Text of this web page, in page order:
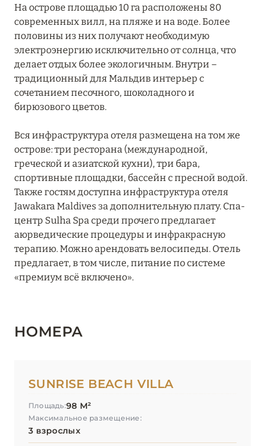
ЮЖНЫЙ МАЛЕ
На острове площадью 10 га расположены 80
современных вилл, на пляже и на воде. Более
половины из них получают необходимую
электроэнергию исключительно от солнца, что
делает отдых более экологичным. Внутри –
традиционный для Мальдив интерьер с
сочетанием песочного, шоколадного и
бирюзового цветов.
Вся инфраструктура отеля размещена на том же
острове: три ресторана (международной,
греческой и азиатской кухни), три бара,
спортивные площадки, бассейн с пресной водой.
Также гостям доступна инфраструктура отеля
Jawakara Maldives за дополнительную плату. Спа-
центр Sulha Spa среди прочего предлагает
аюрведические процедуры и инфракрасную
терапию. Можно арендовать велосипеды. Отель
предлагает, в том числе, питание по системе
«премиум всё включено».
НОМЕРА
SUNRISE BEACH VILLA
Площадь:98 М²
Максимальное размещение:
3 взрослых